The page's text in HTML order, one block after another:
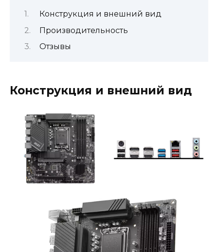
Конструкция и внешний вид
Производительность
Отзывы
Конструкция и внешний вид